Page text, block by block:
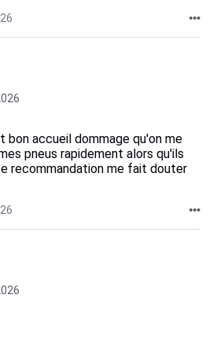
accueil dommage qu'on me
pneus rapidement alors qu'ils
recommandation me fait douter